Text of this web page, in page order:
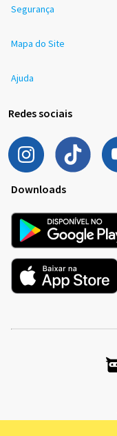
Segurança
Mapa do Site
Ajuda
Redes sociais
Downloads